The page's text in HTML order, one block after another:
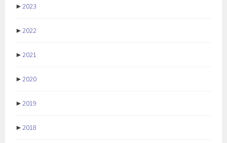
►2023
►2022
►2021
►2020
►2019
►2018